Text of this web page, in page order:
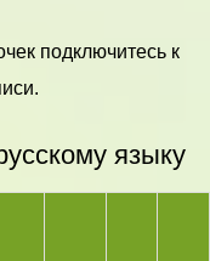
подключитесь к
языку